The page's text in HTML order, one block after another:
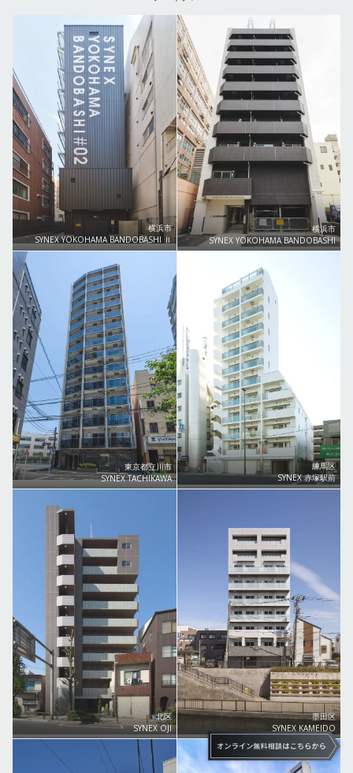
横浜市
SYNEX YOKOHAMA BANDOBASHI Ⅱ
横浜市
SYNEX YOKOHAMA BANDOBASHI
東京都立川市
SYNEX TACHIKAWA
練馬区
SYNEX 赤塚駅前
北区
SYNEX OJI
墨田区
SYNEX KAMEIDO